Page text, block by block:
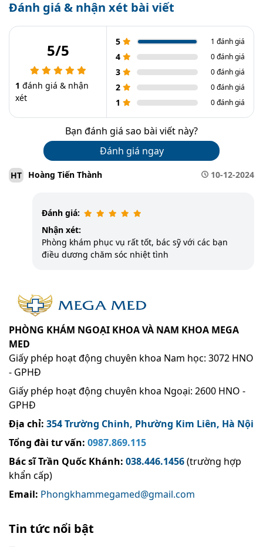
Đánh giá & nhận xét bài viết
5/5
1 đánh giá & nhận
xét
5 1 đánh giá
4 0 đánh giá
3 0 đánh giá
2 0 đánh giá
1 0 đánh giá
Bạn đánh giá sao bài viết này?
Đánh giá ngay
HT Hoàng Tiến Thành 10-12-2024
Đánh giá:
Nhận xét:
Phòng khám phục vụ rất tốt, bác sỹ với các bạn
điều dương chăm sóc nhiệt tình
PHÒNG KHÁM NGOẠI KHOA VÀ NAM KHOA MEGA
MED
Giấy phép hoạt động chuyên khoa Nam học: 3072 HNO
- GPHĐ
Giấy phép hoạt động chuyên khoa Ngoại: 2600 HNO -
GPHĐ
Địa chỉ: 354 Trường Chinh, Phường Kim Liên, Hà Nội
Tổng đài tư vấn: 0987.869.115
Bác sĩ Trần Quốc Khánh: 038.446.1456(trường hợp
khẩn cấp)
Email: Phongkhammegamed@gmail.com
Tin tức nổi bật